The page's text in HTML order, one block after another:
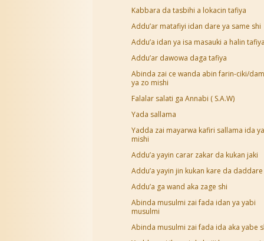
Kabbara da tasbihi a lokacin tafiya
Addu’ar matafiyi idan dare ya same shi
Addu’a idan ya isa masauki a halin tafiya
Addu’ar dawowa daga tafiya
Abinda zai ce wanda abin farin-ciki/
ya zo mishi
Falalar salati ga Annabi ( S.A.W)
Yada sallama
Yadda zai mayarwa kafiri sallama ida
mishi
Addu’a yayin carar zakar da kukan jaki
Addu’a yayin jin kukan kare da daddare
Addu’a ga wand aka zage shi
Abinda musulmi zai fada idan ya yabi
musulmi
Abinda musulmi zai fada ida aka yabe